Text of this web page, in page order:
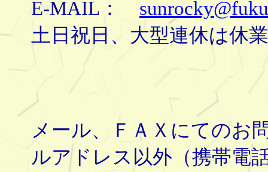
E-MAIL：
土日祝日、大型連休は休
メール、ＦＡＸにてのお
ルアドレス以外（携帯電